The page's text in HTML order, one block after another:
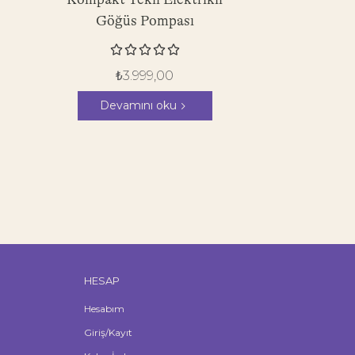
Göğüs Pompası

₺3.999,00
Devamını oku
HESAP
Hesabım
Giriş/Kayıt